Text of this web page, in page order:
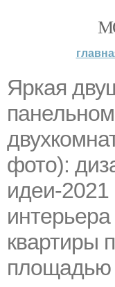
Яркая
фото):
идеи-2021
квартиры
площадью